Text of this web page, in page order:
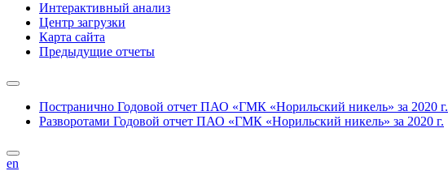
Интерактивный анализ
Центр загрузки
Карта сайта
Предыдущие отчеты
Постранично Годовой отчет ПАО «ГМК «Норильский никель» за 2020 г.
Разворотами Годовой отчет ПАО «ГМК «Норильский никель» за 2020 г.
en